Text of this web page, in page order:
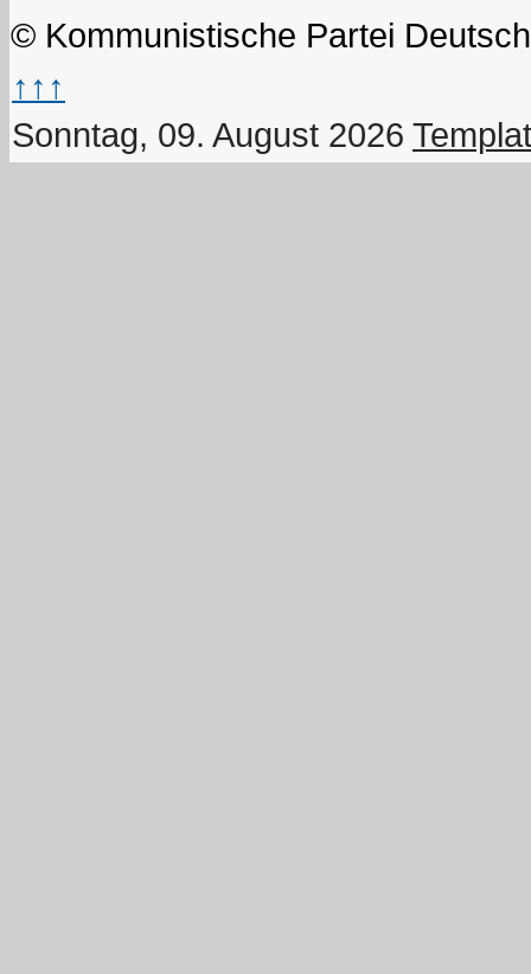
© Kommunistische Partei
↑↑↑
Sonntag, 09. August 2026